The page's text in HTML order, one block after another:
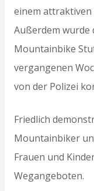
einem attraktiven
Außerdem wurde
Mountainbike
vergangenen
von der Polizei
Friedlich
Mountainbiker
Frauen und
Wegangeboten.